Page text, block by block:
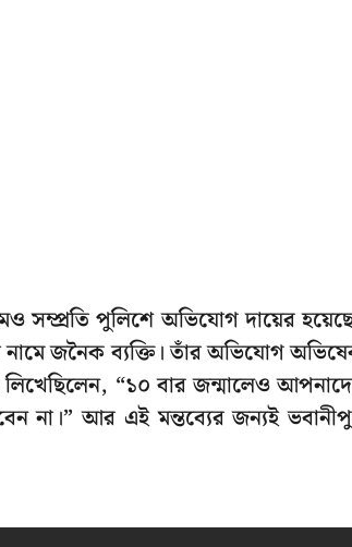
সম্প্রতি পুলিশে অভিযোগ দায়ের
নামে জনৈক ব্যক্তি। তাঁর অভিযোগ
লিখেছিলেন, “১০ বার জন্মালেও
না।” আর এই মন্তব্যের জন্যই